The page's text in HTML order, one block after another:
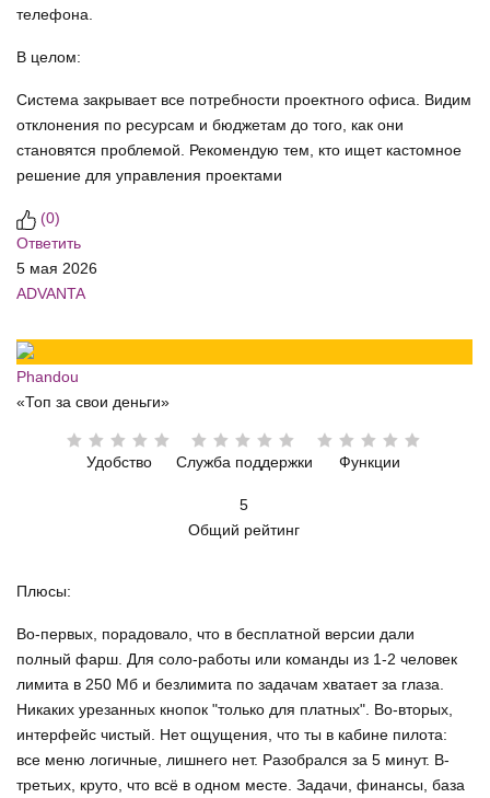
телефона.
В целом:
Система закрывает все потребности проектного офиса. Видим
отклонения по ресурсам и бюджетам до того, как они
становятся проблемой. Рекомендую тем, кто ищет кастомное
решение для управления проектами
(0)
Ответить
5 мая 2026
ADVANTA
Phandou
«Топ за свои деньги»
Удобство Служба поддержки Функции
5
Общий рейтинг
Плюсы:
Во-первых, порадовало, что в бесплатной версии дали
полный фарш. Для соло-работы или команды из 1-2 человек
лимита в 250 Мб и безлимита по задачам хватает за глаза.
Никаких урезанных кнопок "только для платных". Во-вторых,
интерфейс чистый. Нет ощущения, что ты в кабине пилота:
все меню логичные, лишнего нет. Разобрался за 5 минут. В-
третьих, круто, что всё в одном месте. Задачи, финансы, база